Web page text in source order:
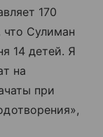
170
что Сулиман
14 детей. Я
на
при